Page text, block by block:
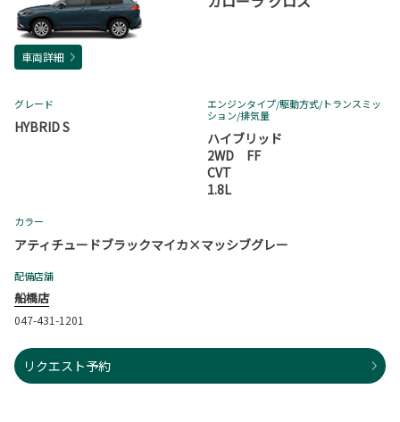
車両詳細
グレード
HYBRID S
エンジンタイプ/駆動方式/トランスミッ
ション/排気量
ハイブリッド
2WD FF
CVT
1.8L
カラー
アティチュードブラックマイカ×マッシブグレー
配備店舗
船橋店
047-431-1201
リクエスト予約